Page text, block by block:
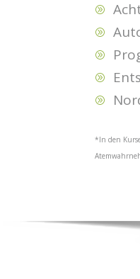
A
A
A
A
A
*In den